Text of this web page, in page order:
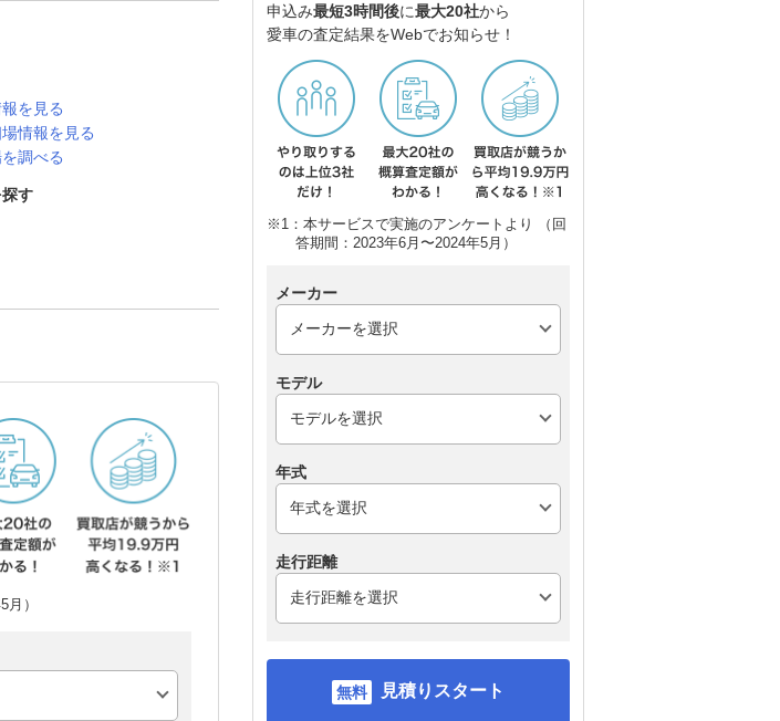
を見る
情報を見る
調べる
す
）
申込み最短3時間後に最大20社から
愛車の査定結果をWebでお知らせ！
※1：本サービスで実施のアンケートより （回
答期間：2023年6月〜2024年5月）
メーカー
モデル
年式
走行距離
見積りスタート